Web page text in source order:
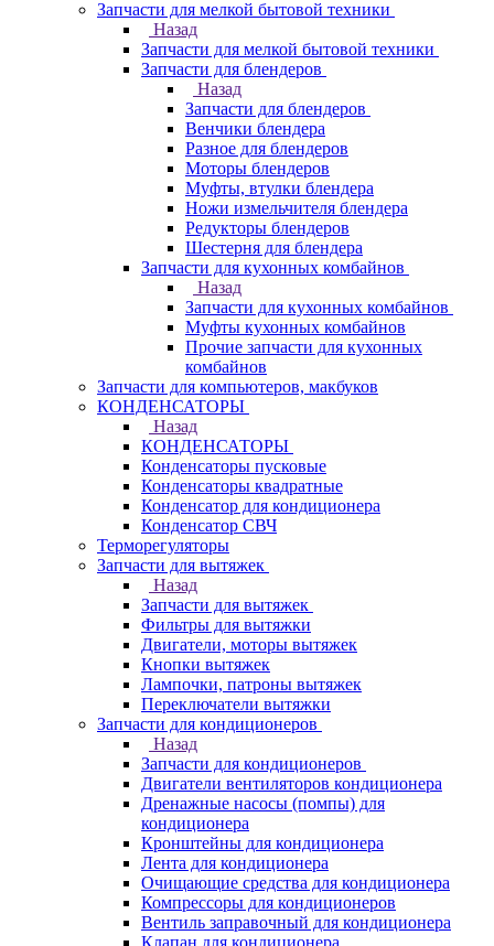
Запчасти для мелкой бытовой техники
Назад
Запчасти для мелкой бытовой техники
Запчасти для блендеров
Назад
Запчасти для блендеров
Венчики блендера
Разное для блендеров
Моторы блендеров
Муфты, втулки блендера
Ножи измельчителя блендера
Редукторы блендеров
Шестерня для блендера
Запчасти для кухонных комбайнов
Назад
Запчасти для кухонных комбайнов
Муфты кухонных комбайнов
Прочие запчасти для кухонных
комбайнов
Запчасти для компьютеров, макбуков
КОНДЕНСАТОРЫ
Назад
КОНДЕНСАТОРЫ
Конденсаторы пусковые
Конденсаторы квадратные
Конденсатор для кондиционера
Конденсатор СВЧ
Терморегуляторы
Запчасти для вытяжек
Назад
Запчасти для вытяжек
Фильтры для вытяжки
Двигатели, моторы вытяжек
Кнопки вытяжек
Лампочки, патроны вытяжек
Переключатели вытяжки
Запчасти для кондиционеров
Назад
Запчасти для кондиционеров
Двигатели вентиляторов кондиционера
Дренажные насосы (помпы) для
кондиционера
Кронштейны для кондиционера
Лента для кондиционера
Очищающие средства для кондиционера
Компрессоры для кондиционеров
Вентиль заправочный для кондиционера
Клапан для кондиционера